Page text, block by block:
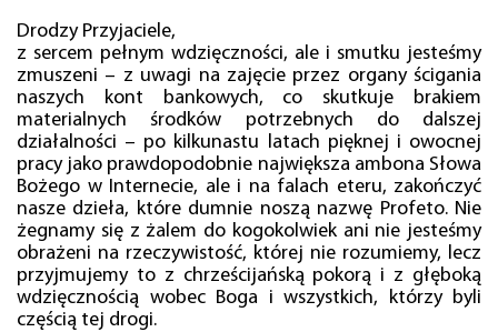
Drodzy Przyjaciele,
z sercem pełnym wdzięczności, ale i smutku jesteśmy
zmuszeni – z uwagi na zajęcie przez organy ścigania
naszych kont bankowych, co skutkuje brakiem
materialnych środków potrzebnych do dalszej
działalności – po kilkunastu latach pięknej i owocnej
pracy jako prawdopodobnie największa ambona Słowa
Bożego w Internecie, ale i na falach eteru, zakończyć
nasze dzieła, które dumnie noszą nazwę Profeto. Nie
żegnamy się z żalem do kogokolwiek ani nie jesteśmy
obrażeni na rzeczywistość, której nie rozumiemy, lecz
przyjmujemy to z chrześcijańską pokorą i z głęboką
wdzięcznością wobec Boga i wszystkich, którzy byli
częścią tej drogi.